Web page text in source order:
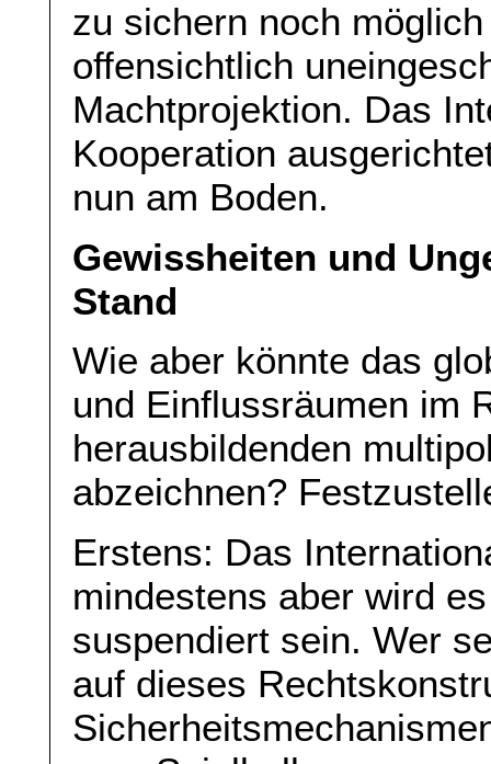
zu sichern noch
offensichtlich
Machtprojektion. Das
Kooperation
nun am Boden.
Gewissheiten und
Stand
Wie aber könnte das
und Einflussräumen im
herausbildenden
abzeichnen?
Erstens: Das
mindestens aber wird
suspendiert sein. Wer
auf dieses